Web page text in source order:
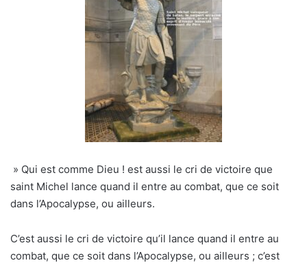
» Qui est comme Dieu ! est aussi le cri de victoire que
saint Michel lance quand il entre au combat, que ce soit
dans l’Apocalypse, ou ailleurs.
C’est aussi le cri de victoire qu’il lance quand il entre au
combat, que ce soit dans l’Apocalypse, ou ailleurs ; c’est